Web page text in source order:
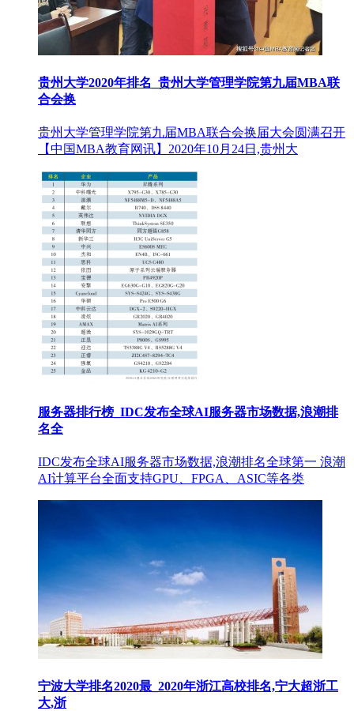
贵州大学2020年排名_贵州大学管理学院第九届MBA联
合会换
贵州大学管理学院第九届MBA联合会换届大会圆满召开
【中国MBA教育网讯】2020年10月24日,贵州大
服务器排行榜_IDC发布全球AI服务器市场数据,浪潮排
名全
IDC发布全球AI服务器市场数据,浪潮排名全球第一 浪潮
AI计算平台全面支持GPU、FPGA、ASIC等各类
宁波大学排名2020最_2020年浙江高校排名,宁大超浙工
大,浙